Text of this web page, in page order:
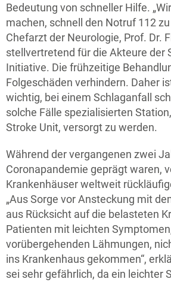
Bedeutung von schneller Hilfe.
machen, schnell den Notruf 112
Chefarzt der Neurologie, Prof. Dr.
stellvertretend für die Akteure der
Initiative. Die frühzeitige
Folgeschäden verhindern. Daher
wichtig, bei einem Schlaganfall
solche Fälle spezialisierten
Stroke Unit, versorgt zu werden.
Während der vergangenen zwei
Coronapandemie geprägt waren,
Krankenhäuser weltweit
„Aus Sorge vor Ansteckung mit
aus Rücksicht auf die belasteten
Patienten mit leichten
vorübergehenden Lähmungen,
ins Krankenhaus gekommen“,
sei sehr gefährlich, da ein leichter